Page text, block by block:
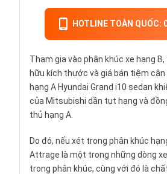
HOTLINE TOÀN QUỐC:
Tham gia vào phân khúc xe hạng
hữu kích thước và giá bán tiệm cận
hạng A Hyundai Grand i10 sedan
của Mitsubishi dần tụt hạng và
thủ hạng A.
Do đó, nếu xét trong phân khúc
Attrage là một trong những dòng
trong phân khúc, cùng với đó là